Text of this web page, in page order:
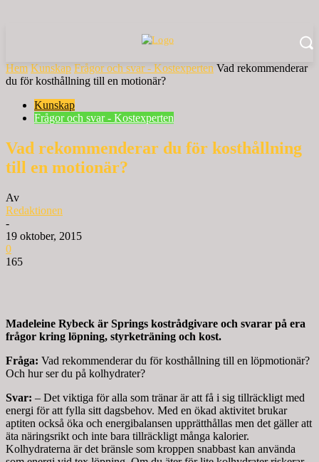
Hem Kunskap Frågor och svar - Kostexperten Vad rekommenderar
du för kosthållning till en motionär?
Kunskap
Frågor och svar - Kostexperten
Vad rekommenderar du för kosthållning
till en motionär?
Av
Redaktionen
-
19 oktober, 2015
0
165
Madeleine Rybeck är Springs kostrådgivare och svarar på era
frågor kring löpning, styrketräning och kost.
Fråga: Vad rekommenderar du för kosthållning till en löpmotionär?
Och hur ser du på kolhydrater?
Svar: – Det viktiga för alla som tränar är att få i sig tillräckligt med
energi för att fylla sitt dagsbehov. Med en ökad aktivitet brukar
aptiten också öka och energibalansen upprätthållas men det gäller att
äta näringsrikt och inte bara tillräckligt många kalorier.
Kolhydraterna är det bränsle som kroppen snabbast kan använda